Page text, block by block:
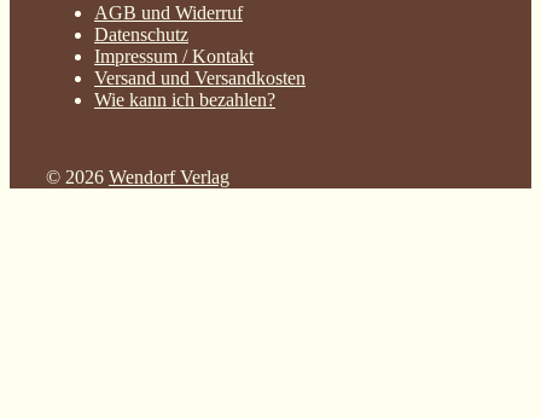
AGB und Widerruf
Datenschutz
Impressum / Kontakt
Versand und Versandkosten
Wie kann ich bezahlen?
© 2026 Wendorf Verlag